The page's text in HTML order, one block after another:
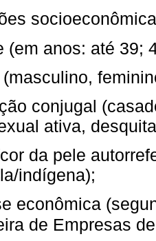
(em anos: até 39;
conjugal
ativa,
da pele
indígena);
econômica
de Empresas